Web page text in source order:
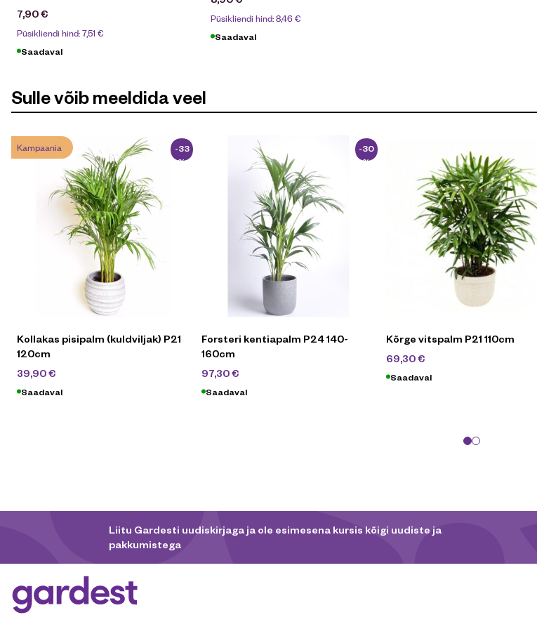
7,90€
Püsikliendi hind:7,51 €
Saadaval
Püsikliendi hind:8,46€
Saadaval
Sulle võib meeldida veel
Kampaania
-33
%
Kollakas pisipalm (kuldviljak) P21
120cm
39,90€
Saadaval
-30
%
Forsteri kentiapalm P24 140-
160cm
97,30€
Saadaval
Kõrge vitspalm P21 110cm
69,30€
Saadaval
Liitu Gardesti uudiskirjaga ja ole esimesena kursis kõigi uudiste ja
pakkumistega